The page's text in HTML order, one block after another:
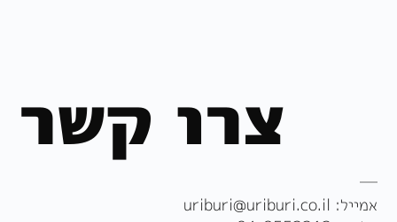
צרו קשר
אמייל: uriburi@uriburi.co.il